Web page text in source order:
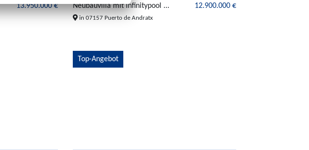
13.950.000 € Neubauvilla mit Infinitypool ... 12.900.000 €
in 07157 Puerto de Andratx
Top-Angebot